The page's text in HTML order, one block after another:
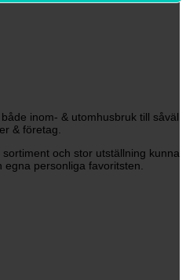
inom- & utomhusbruk till såväl
& företag.
och stor utställning kunna
personliga favoritsten.